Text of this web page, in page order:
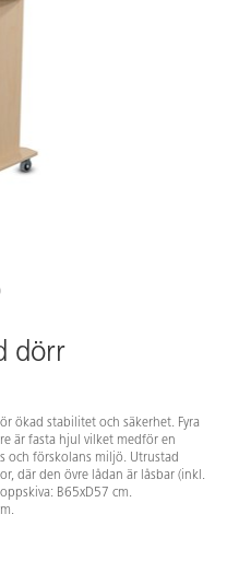
dörr
ökad stabilitet och säkerhet. Fyra
är fasta hjul vilket medför en
och förskolans miljö. Utrustad
där den övre lådan är låsbar (inkl.
B65xD57 cm.